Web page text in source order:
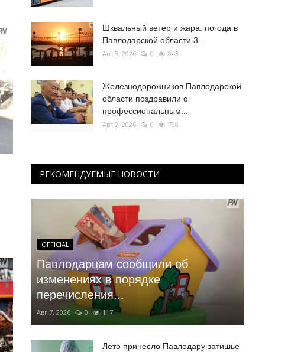
Шквальный ветер и жара: погода в
Павлодарской области 3...
Авг 3, 2026 0 843
Железнодорожников Павлодарской
области поздравили с
профессиональным...
Авг 2, 2026 0 798
РЕКОМЕНДУЕМЫЕ НОВОСТИ
OFFICIAL
Павлодарцам сообщили об
изменениях в порядке
перечисления...
Авг 7, 2026 0 117
Лето принесло Павлодару затишье